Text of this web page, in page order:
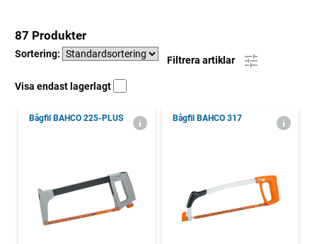
87 Produkter
Sortering:
Filtrera artiklar
Visa endast lagerlagt
Bågfil BAHCO 225-PLUS Bågfil BAHCO 317